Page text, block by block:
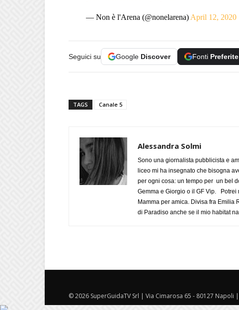
— Non è l'Arena (@nonelarena) April 12, 2020
Seguici su Google Discover Fonti Preferite
TAGS Canale 5
Alessandra Solmi
Sono una giornalista pubblicista e
liceo mi ha insegnato che bisogna
per ogni cosa: un tempo per un bel
Gemma e Giorgio o il GF Vip. Potrei
Mamma per amica. Divisa fra Emilia
di Paradiso anche se il mio habitat
© 2026 SuperGuidaTV Srl | Via Cimarosa 65 - 80127 Napoli |